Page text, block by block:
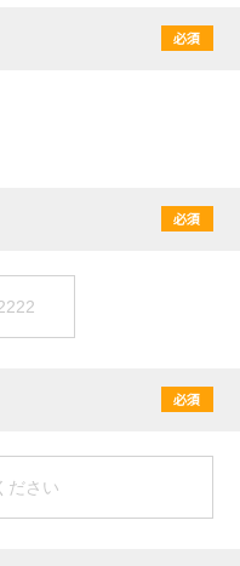
必須
必須
必須